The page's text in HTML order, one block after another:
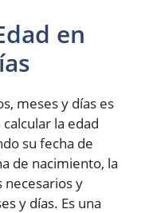
en
meses y días es
la edad
su fecha de
de nacimiento, la
necesarios y
y días. Es una